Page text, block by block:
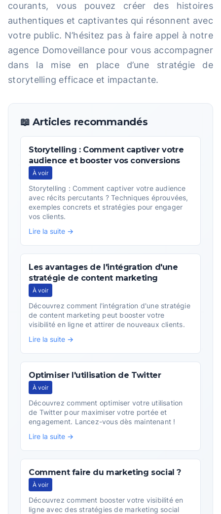
courants, vous pouvez créer des histoires
authentiques et captivantes qui résonnent avec
votre public. N’hésitez pas à faire appel à notre
agence Domoveillance pour vous accompagner
dans la mise en place d’une stratégie de
storytelling efficace et impactante.
📖 Articles recommandés
Storytelling : Comment captiver votre
audience et booster vos conversions
À voir
Storytelling : Comment captiver votre audience
avec récits percutants ? Techniques éprouvées,
exemples concrets et stratégies pour engager
vos clients.
Lire la suite →
Les avantages de l'intégration d'une
stratégie de content marketing
À voir
Découvrez comment l'intégration d'une stratégie
de content marketing peut booster votre
visibilité en ligne et attirer de nouveaux clients.
Lire la suite →
Optimiser l'utilisation de Twitter
À voir
Découvrez comment optimiser votre utilisation
de Twitter pour maximiser votre portée et
engagement. Lancez-vous dès maintenant !
Lire la suite →
Comment faire du marketing social ?
À voir
Découvrez comment booster votre visibilité en
ligne avec des stratégies de marketing social